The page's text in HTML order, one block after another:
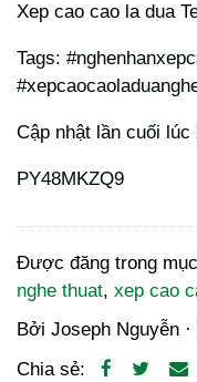
Xep cao cao la dua
Tags:
Cập nhật lần cuối lúc
PY48MKZQ9
Được đăng trong
nghe thuat, xep cao
Bởi Joseph Nguyễn
Chia sẻ: